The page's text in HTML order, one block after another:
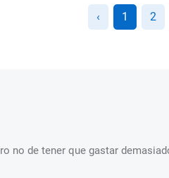
‹ 1 2
no de tener que gastar